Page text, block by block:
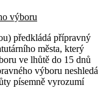
výboru
předkládá přípravný
města, který
ve lhůtě do 15 dnů
výboru neshledá
písemně vyrozumí